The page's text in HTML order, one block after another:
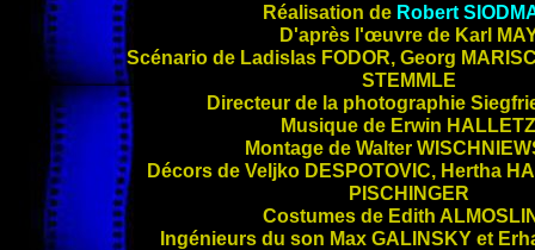
Réalisation de Robert
D'après l'œuvre de Karl
Scénario de Ladislas FODOR, Georg
STEMMLE
Directeur de la photographie
Musique de Erwin HALLETZ
Montage de Walter
Décors de Veljko DESPOTOVIC, Hertha
PISCHINGER
Costumes de Edith
Ingénieurs du son Max GALINSKYet